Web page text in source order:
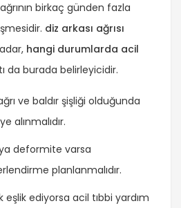
birkaç günden fazla
diz arkası ağrısı
hangi durumlarda acil
da burada belirleyicidir.
ve baldır şişliği olduğunda
alınmalıdır.
deformite varsa
planlanmalıdır.
eşlik ediyorsa acil tıbbi yardım